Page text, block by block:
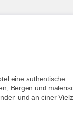
eine authentische
Bergen und
und an einer